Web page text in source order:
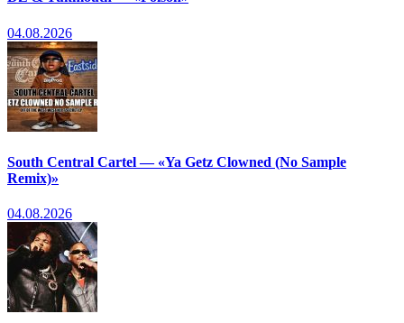
04.08.2026
South Central Cartel — «Ya Getz Clowned (No Sample
Remix)»
04.08.2026